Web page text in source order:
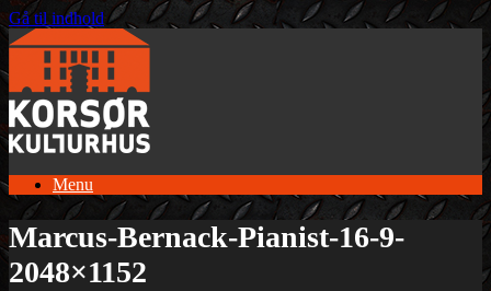
Gå til indhold
Menu
Marcus-Bernack-Pianist-16-9-
2048×1152